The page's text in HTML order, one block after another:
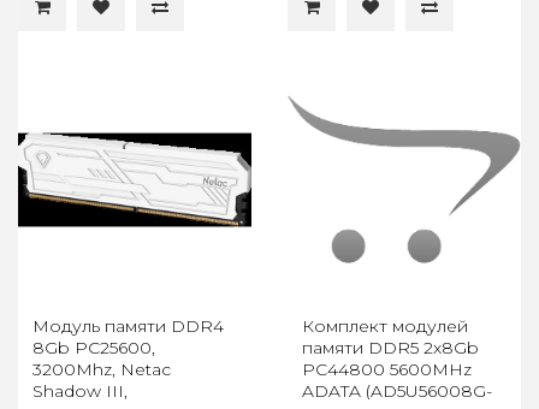
Модуль памяти DDR4
8Gb PC25600,
3200Mhz, Netac
Shadow III,
Комплект модулей
памяти DDR5 2x8Gb
PC44800 5600MHz
ADATA (AD5U56008G-